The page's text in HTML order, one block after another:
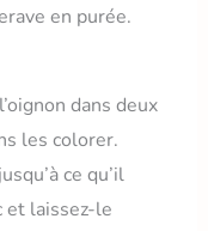
en purée.
dans deux
les colorer.
ce qu’il
et laissez-le